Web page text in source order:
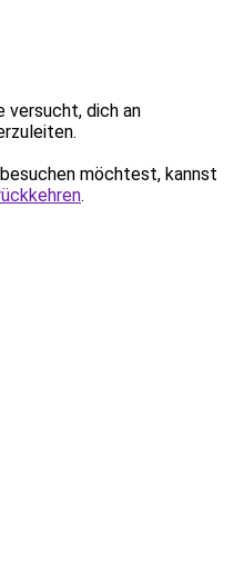
versucht, dich an
möchtest, kannst
.